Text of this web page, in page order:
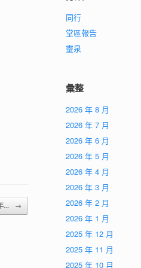
... →
同行
堂區報告
靈泉
彙整
2026 年 8 月
2026 年 7 月
2026 年 6 月
2026 年 5 月
2026 年 4 月
2026 年 3 月
2026 年 2 月
2026 年 1 月
2025 年 12 月
2025 年 11 月
2025 年 10 月